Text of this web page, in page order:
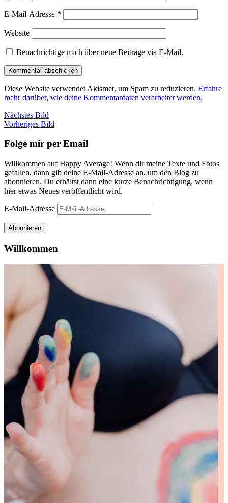
E-Mail-Adresse *
Website
Benachrichtige mich über neue Beiträge via E-Mail.
Diese Website verwendet Akismet, um Spam zu reduzieren. Erfahre
mehr darüber, wie deine Kommentardaten verarbeitet werden.
Nächstes Bild
Vorheriges Bild
Folge mir per Email
Willkommen auf Happy Average! Wenn dir meine Texte und Fotos
gefallen, dann gib deine E-Mail-Adresse an, um den Blog zu
abonnieren. Du erhältst dann eine kurze Benachrichtigung, wenn
hier etwas Neues veröffentlicht wird.
E-Mail-Adresse
Abonnieren
Willkommen